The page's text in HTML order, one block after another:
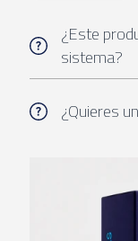
¿Este
sistema?
¿Quieres